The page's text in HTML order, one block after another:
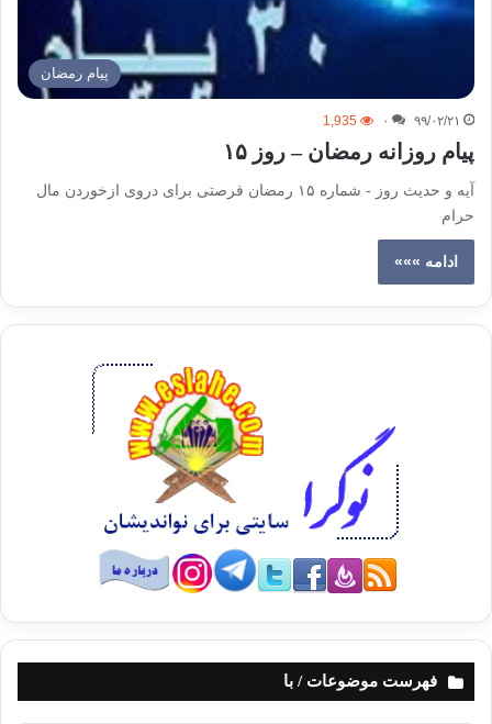
پیام رمضان
۹۹/۰۲/۲۱ ۰ 1,935
پیام روزانه رمضان – روز ۱۵
آیه و حدیث روز - شماره ۱۵ رمضان فرصتی برای دروی ازخوردن مال
حرام
ادامه »»»
فهرست موضوعات / با